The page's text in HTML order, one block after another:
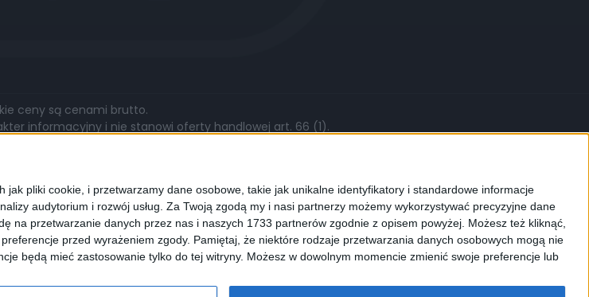
pliki cookie, i przetwarzamy dane osobowe, takie jak unikalne identyfikatory i standardowe informacje
audytorium i rozwój usług. Za Twoją zgodą my i nasi partnerzy możemy wykorzystywać precyzyjne dane
przetwarzanie danych przez nas i naszych 1733 partnerów zgodnie z opisem powyżej. Możesz też kliknąć,
przed wyrażeniem zgody. Pamiętaj, że niektóre rodzaje przetwarzania danych osobowych mogą nie
będą mieć zastosowanie tylko do tej witryny. Możesz w dowolnym momencie zmienić swoje preferencje lub
ceny są cenami brutto.
informacyjny i nie stanowi oferty handlowej art. 66 (1).
na wykorzystywanie przez nas plików cookies. Używamy ich do
stron internetowych można zmienić ustawienia dotyczące
cookies.